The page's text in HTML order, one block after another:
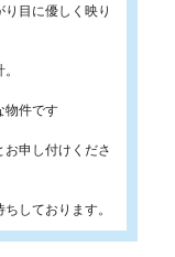
目に優しく映り
物件です
申し付けくださ
しております。